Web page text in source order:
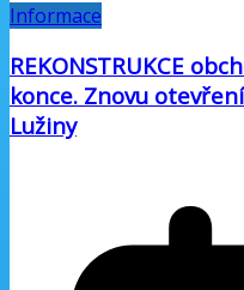
Informace
REKONSTRUKCE
konce. Znovu
Lužiny